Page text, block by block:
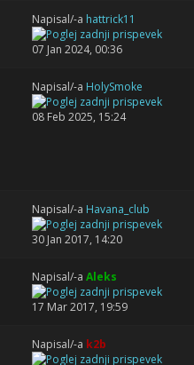
Napisal/-a hattrick11
07 Jan 2024, 00:36
Napisal/-a HolySmoke
08 Feb 2025, 15:24
Napisal/-a Havana_club
30 Jan 2017, 14:20
Napisal/-aAleks
17 Mar 2017, 19:59
Napisal/-a k2b